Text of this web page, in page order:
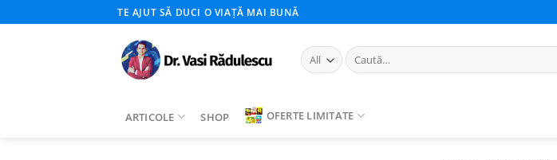
to
TE AJUT SĂ DUCI O VIAȚĂ MAI BUNĂ
Caută
după:
ARTICOLE SHOP OFERTE LIMITATE